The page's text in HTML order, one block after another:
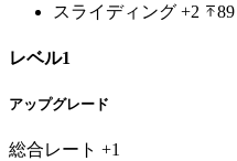
スライディング +2 89
レベル1
アップグレード
総合レート +1